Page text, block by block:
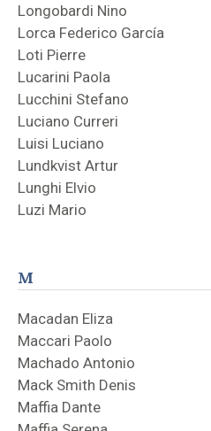
Longobardi Nino
Lorca Federico García
Loti Pierre
Lucarini Paola
Lucchini Stefano
Luciano Curreri
Luisi Luciano
Lundkvist Artur
Lunghi Elvio
Luzi Mario
M
Macadan Eliza
Maccari Paolo
Machado Antonio
Mack Smith Denis
Maffia Dante